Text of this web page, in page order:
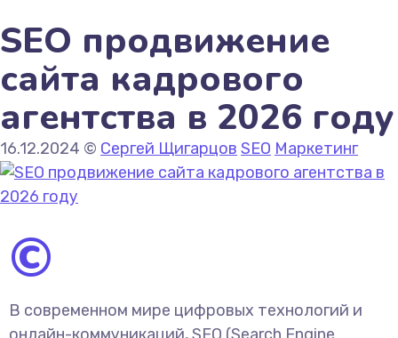
SEO продвижение
сайта кадрового
агентства в 2026 году
16.12.2024 © Сергей Щигарцов SEO Маркетинг
©
В современном мире цифровых технологий и